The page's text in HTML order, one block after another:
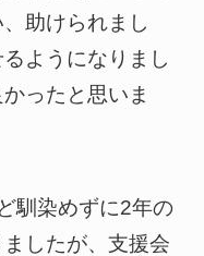
助けられまし
ようになりまし
ったと思いま
馴染めずに2年の
したが、支援会